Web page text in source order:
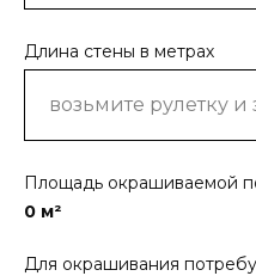
Длина стены в метрах
Площадь окрашиваемой
0 м²
Для окрашивания